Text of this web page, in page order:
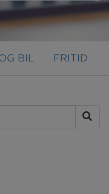
BIL FRITID